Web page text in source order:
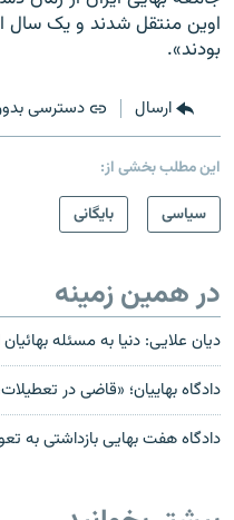
اوین منتقل شدند و یک سال
بودند».
ارسال دسترسی
این مطلب بخشی از:
سیاسی
بایگانی
در همین زمینه
دیان علایی: دنیا به مسئله بهائیان
دادگاه بهاییان؛ «قاضی در
دادگاه هفت بهایی بازداشتی به